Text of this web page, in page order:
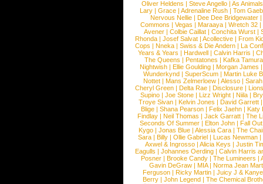
Oliver Heldens |Steve Angello |As Animals
Lary | Grace | Adrenaline Rush | Tom
Nervous Nellie | Dee Dee Bridgewater |
Commons |Vegas |Maraaya |Wretch 32 |
Avener | Colbie Caillat | Conchita Wurst |
Rhonda | Josef Salvat | Acollective | From
Cops | Nneka | Swiss & Die Andern | La
Years & Years |Hardwell |Calvin Harris |
The Queens | Pentatones | Kafka Tamura
Nightwish |Ellie Goulding |Morgan James
Wunderkynd | SuperScum | Martin Luke
Nottet |Mans Zelmerloew |Alesso |
Cheryl Green |Delta Rae |Disclosure |
Supino |Joe Stone |Lizz Wright |Niila |
Troye Sivan | Kelvin Jones | David Garrett
Blige | Shana Pearson | Felix Jaehn | Katy
Findlay |Neil Thomas |Jack Garratt |The
Seconds Of Summer |Elton John |Fall
Kygo |Jonas Blue |Alessia Cara |The
Sara |Billy |Ollie Gabriel |Lucas Newman |
Axwel & Ingrosso | Alicia Keys | Justin
Eagulls |Johannes Oerding |Calvin Harris
Posner |Brooke Candy |The Lumineers |
Gavin DeGraw | MIA| Norma Jean
Ferguson | Ricky Martin | Juicy J &
Berry | John Legend | The Chemical